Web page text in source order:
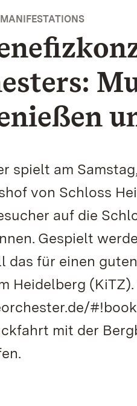
spielt am
von Schloss
auf die
Gespielt
das für einen
Heidelberg
mit der